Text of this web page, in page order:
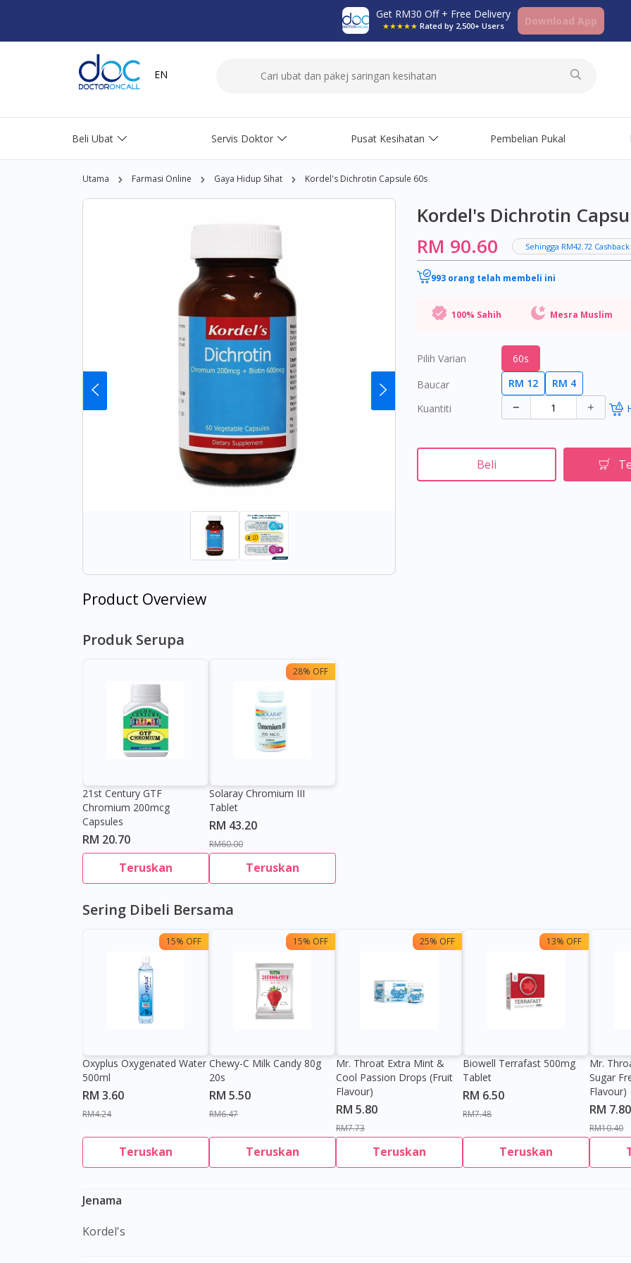
Get RM30 Off + Free Delivery
★★★★★ Rated by 2,500+ Users Download App
EN
Beli Ubat Servis Doktor Pusat Kesihatan Pembelian Pukal
Utama Farmasi Online Gaya Hidup Sihat Kordel's Dichrotin Capsule 60s
Kordel's Dichrotin
RM 90.60
Sehingga RM42.72 Cashback
993 orang telah membeli ini
100% Sahih Mesra Muslim
Pilih Varian
60s
Baucar
RM 12
RM 4
Kuantiti
Beli
Product Overview
Produk Serupa
21st Century GTF
Chromium 200mcg
Capsules
RM 20.70
Teruskan
28% OFF
Solaray Chromium III
Tablet
RM 43.20
RM60.00
Teruskan
Sering Dibeli Bersama
15% OFF
Oxyplus Oxygenated Water
500ml
RM 3.60
RM4.24
Teruskan
15% OFF
Chewy-C Milk Candy 80g
20s
RM 5.50
RM6.47
Teruskan
25% OFF
Mr. Throat Extra Mint &
Cool Passion Drops (Fruit
Flavour)
RM 5.80
RM7.73
Teruskan
13% OFF
Biowell Terrafast 500mg
Tablet
RM 6.50
RM7.48
Teruskan
Mr.
Sugar
Flavour)
RM 7.80
RM10.40
Jenama
Kordel's